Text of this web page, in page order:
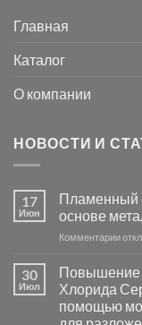
Главная
Каталог
О компании
НОВОСТИ И
17
Июн
Пламенный
основе
Комментариик
и
30
Июл
Повышение
Хлорида
помощью